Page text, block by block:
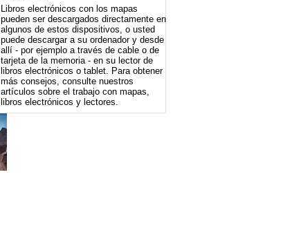
Libros electrónicos con los mapas
pueden ser descargados directamente en
algunos de estos dispositivos, o usted
puede descargar a su ordenador y desde
allí - por ejemplo a través de cable o de
tarjeta de la memoria - en su lector de
libros electrónicos o tablet. Para obtener
más consejos, consulte nuestros
artículos sobre el trabajo con mapas,
libros electrónicos y lectores.